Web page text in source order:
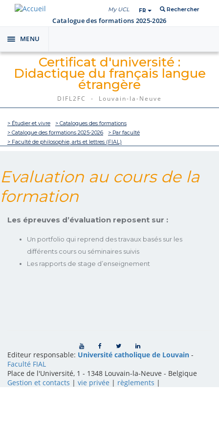
My UCL FR Rechercher
Catalogue des formations 2025-2026
Toggle
navigation
MENU
Certificat d'université :
Didactique du français langue
étrangère
DIFL2FC - Louvain-la-Neuve
> Étudier et vivre
> Catalogues des formations
> Catalogue des formations 2025-2026
> Par faculté
> Faculté de philosophie, arts et lettres (FIAL)
Evaluation au cours de la
formation
Les épreuves d’évaluation reposent sur :
Un portfolio qui reprend des travaux basés sur les
différents cours ou séminaires suivis
Les rapports de stage d’enseignement
Editeur responsable: Université catholique de Louvain -
Faculté FIAL
Place de l'Université, 1 - 1348 Louvain-la-Neuve - Belgique
Gestion et contacts | vie privée | règlements |